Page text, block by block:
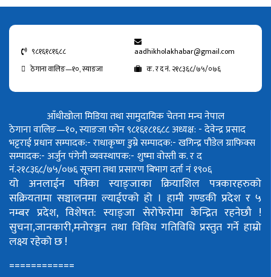
९८१६१८१६८८
aadhikholakhabar@gmail.com
ठेगाना वालिङ—१०, स्याङजा
क. र द नं. २१८३६८/७५/०७६
आँधीखोला मिडिया तथा सामुदायिक चेतना मन्च नेपाल
ठेगाना वालिङ—१०, स्याङजा फोन ९८१६१८१६८८अध्यक्ष: - देवेन्द्र प्रसाद
भट्टराईप्रधान सम्पादक:- राधाकृष्ण डुम्रेसम्पादक:- खगिन्द्र पौडेलग्राफिक्स
सम्पादक:- अर्जुन पंगेनीव्यवस्थापक:- शुष्मा वोस्तीक. र द
नं.२१८३६८/७५/०७६सूचना तथा प्रसारण बिभाग दर्ता नं १९०६
यो अनलाईन पत्रिका स्याङ्जाका क्रियाशिल पत्रकारहरुको
सक्रियतामा सञ्चालनमा ल्याईएको हो । हामी गण्डकी प्रदेश र ५
नम्बर प्रदेश, विशेषत: स्याङ्जा सेरोफेरोमा केन्द्रित रहनेछौ !
सुचना,जानकारी,मनोरञ्जन तथा विविध गतिविधि प्रस्तुत गर्ने हाम्रो
लक्ष्य रहेको छ !
============